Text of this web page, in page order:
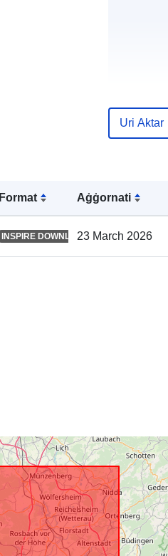
Format Aġġornati
INSPIRE DOWNLOAD SERVICE
23 March 2026
Katalgu:
Uri Aktar